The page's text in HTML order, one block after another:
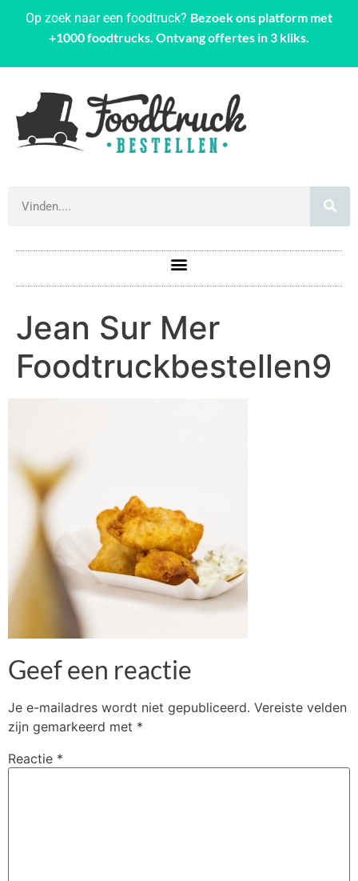
Op zoek naar een foodtruck? Bezoek ons platform met
+1000 foodtrucks. Ontvang offertes in 3 kliks.
Jean Sur Mer
Foodtruckbestellen9
Geef een reactie
Je e-mailadres wordt niet gepubliceerd. Vereiste velden
zijn gemarkeerd met *
Reactie *